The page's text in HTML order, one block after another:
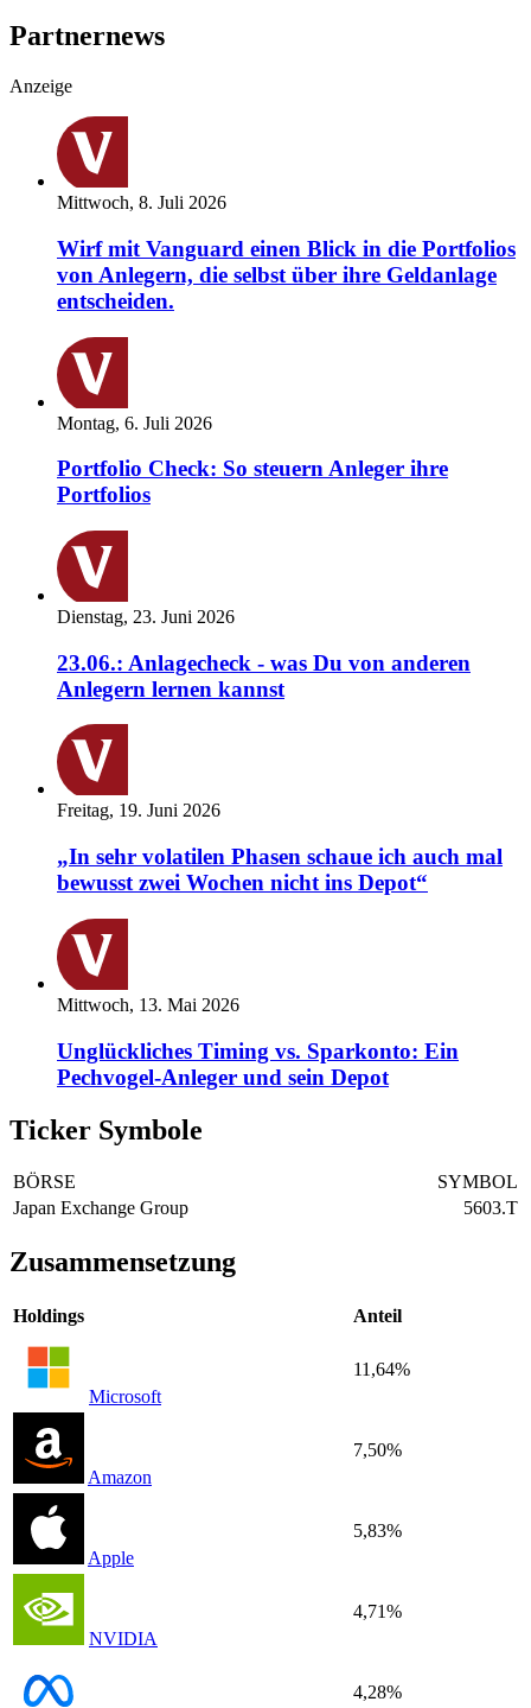
Partnernews
Anzeige
Mittwoch, 8. Juli 2026
Wirf mit Vanguard einen Blick in die Portfolios
von Anlegern, die selbst über ihre Geldanlage
entscheiden.
Montag, 6. Juli 2026
Portfolio Check: So steuern Anleger ihre
Portfolios
Dienstag, 23. Juni 2026
23.06.: Anlagecheck - was Du von anderen
Anlegern lernen kannst
Freitag, 19. Juni 2026
„In sehr volatilen Phasen schaue ich auch mal
bewusst zwei Wochen nicht ins Depot“
Mittwoch, 13. Mai 2026
Unglückliches Timing vs. Sparkonto: Ein
Pechvogel-Anleger und sein Depot
Ticker Symbole
BÖRSE
SYMBOL
Japan Exchange Group
5603.T
Zusammensetzung
Holdings Anteil
Microsoft
11,64%
Amazon
7,50%
Apple
5,83%
NVIDIA
4,71%
4,28%